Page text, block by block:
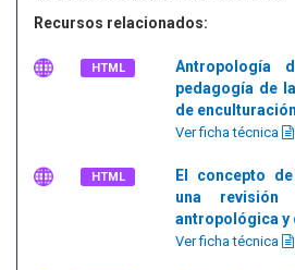
Recursos relacionados:
HTML
Antropología
pedagogía de
de enculturación
Ver ficha técnica
HTML
El concepto
una revisión
antropológica y
Ver ficha técnica